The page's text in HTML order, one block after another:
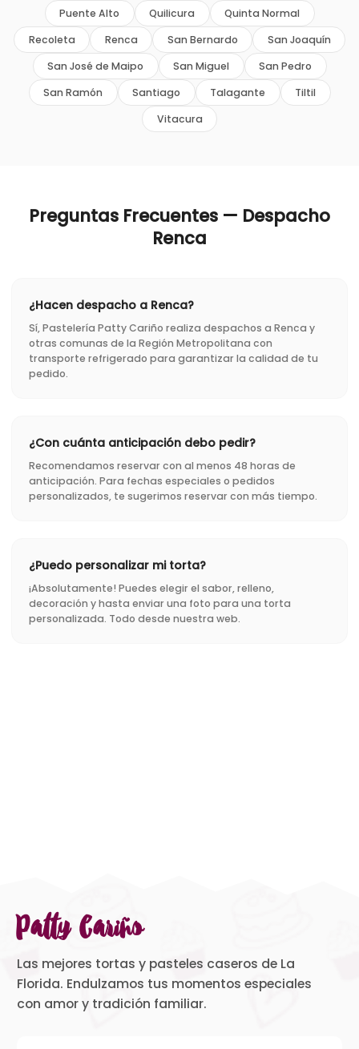
Puente Alto Quilicura
Quinta Normal
Recoleta
Renca San Bernardo
San Joaquín
San José de Maipo
San Miguel
San Pedro
San Ramón
Santiago Talagante
Tiltil
Vitacura
Preguntas Frecuentes — Despacho
Renca
¿Hacen despacho a Renca?
Sí, Pastelería Patty Cariño realiza despachos a Renca y
otras comunas de la Región Metropolitana con
transporte refrigerado para garantizar la calidad de tu
pedido.
¿Con cuánta anticipación debo pedir?
Recomendamos reservar con al menos 48 horas de
anticipación. Para fechas especiales o pedidos
personalizados, te sugerimos reservar con más tiempo.
¿Puedo personalizar mi torta?
¡Absolutamente! Puedes elegir el sabor, relleno,
decoración y hasta enviar una foto para una torta
personalizada. Todo desde nuestra web.
Patty Cariño
Las mejores tortas y pasteles caseros de La
Florida. Endulzamos tus momentos especiales
con amor y tradición familiar.